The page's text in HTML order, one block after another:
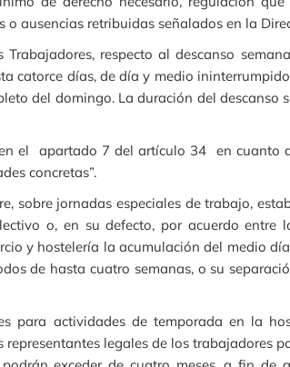
ausencias retribuidas señalados en la
respecto al descanso
catorce días, de día y medio
del domingo. La duración del descanso
el apartado 7 del artículo 34 en cuanto
concretas”.
sobre jornadas especiales de trabajo,
o, en su defecto, por acuerdo entre
y hostelería la acumulación del medio
de hasta cuatro semanas, o su
para actividades de temporada en la
legales de los trabajadores